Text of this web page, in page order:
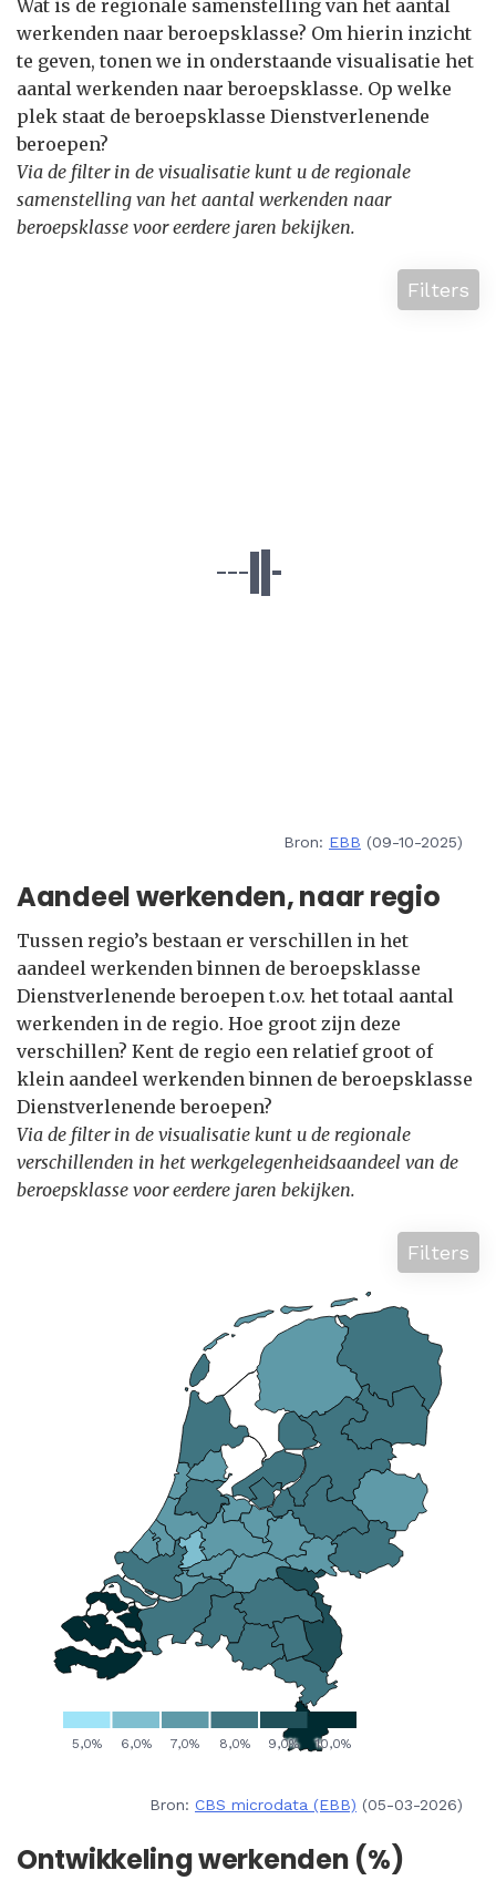
Wat is de regionale samenstelling van het aantal
werkenden naar beroepsklasse? Om hierin inzicht
te geven, tonen we in onderstaande visualisatie het
aantal werkenden naar beroepsklasse. Op welke
plek staat de beroepsklasse Dienstverlenende
beroepen?
Via de filter in de visualisatie kunt u de regionale
samenstelling van het aantal werkenden naar
beroepsklasse voor eerdere jaren bekijken.
Filters
Bron: EBB (09-10-2025)
Aandeel werkenden, naar regio
Tussen regio’s bestaan er verschillen in het
aandeel werkenden binnen de beroepsklasse
Dienstverlenende beroepen t.o.v. het totaal aantal
werkenden in de regio. Hoe groot zijn deze
verschillen? Kent de regio een relatief groot of
klein aandeel werkenden binnen de beroepsklasse
Dienstverlenende beroepen?
Via de filter in de visualisatie kunt u de regionale
verschillenden in het werkgelegenheidsaandeel van de
beroepsklasse voor eerdere jaren bekijken.
Filters
Bron: CBS microdata (EBB) (05-03-2026)
Ontwikkeling werkenden (%)